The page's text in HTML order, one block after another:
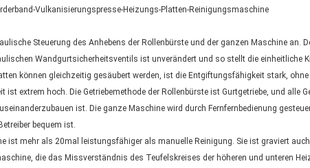
Vulkanisierungspresse-Heizungs-Platten-Reinigungsmaschine
Steuerung des Anhebens der Rollenbürste und der ganzen Maschine an.
Wandgurtsicherheitsventils ist unverändert und so stellt die einheitliche
können gleichzeitig gesäubert werden, ist die Entgiftungsfähigkeit stark,
ist extrem hoch. Die Getriebemethode der Rollenbürste ist Gurtgetriebe, und alle
ist. Die ganze Maschine wird durch Fernfernbedienung
bequem ist.
ist mehr als 20mal leistungsfähiger als manuelle Reinigung. Sie ist graviert
die das Missverständnis des Teufelskreises der höheren und unteren